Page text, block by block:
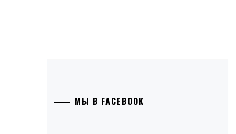
МЫ В FACEBOOK